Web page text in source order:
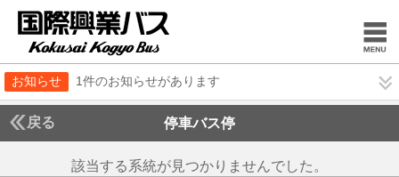
お知らせ 1件のお知らせがあります
戻る 停車バス停
該当する系統が見つかりませんでした。